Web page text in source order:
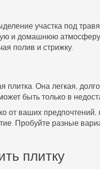
участка под
и домашнюю
полив и стрижку.
плитка. Она легкая,
быть только в
от ваших
Пробуйте разные
плитку